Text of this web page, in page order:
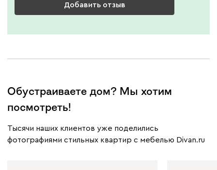
Добавить отзыв
Обустраиваете дом? Мы хотим
посмотреть!
Тысячи наших клиентов уже поделились
фотографиями стильных квартир с мебелью Divan.ru